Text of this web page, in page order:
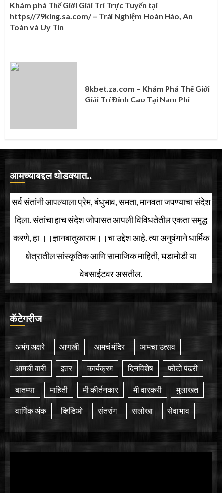
Khám phá Thế Giới Giải Trí Trực Tuyến tại
https//79king.sa.com/ – Trải Nghiệm Hoàn Hảo, An
Toàn và Uy Tín
8kbet.za.com – Khám Phá Thế Giới
Giải Trí Đỉnh Cao Tại Nam Phi
आमच्याबद्दल थोडक्यात..
सर्व संतांनी आपल्याला प्रेम, बंधुभाव, समता, मानवता जपण्याचा संदेश
दिला. संतांचा हाच संदेश जोपासत आपली विविधतेतील एकता समृद्ध
करणे, हा ।।ज्ञानबातुकाराम।।चा उद्देश आहे. त्या अनुषंगाने धार्मिक
क्षेत्रातील सांस्कृतिक आणि सामाजिक माहिती, घडामोडी या
वेबसाईटवर असतील.
कॅटेगरीज
अभंग अक्षरे आणखी आमचं मंदिर आमचा उत्सव
आमची वारी इतर कार्यक्रम दिनविशेष फोटो पंढरी
बातम्या माहिती मी कीर्तनकार मी वारकरी मुलाखत
वार्षिक अंक व्हिडिओ संतसंग सलोखा सेवाभाव